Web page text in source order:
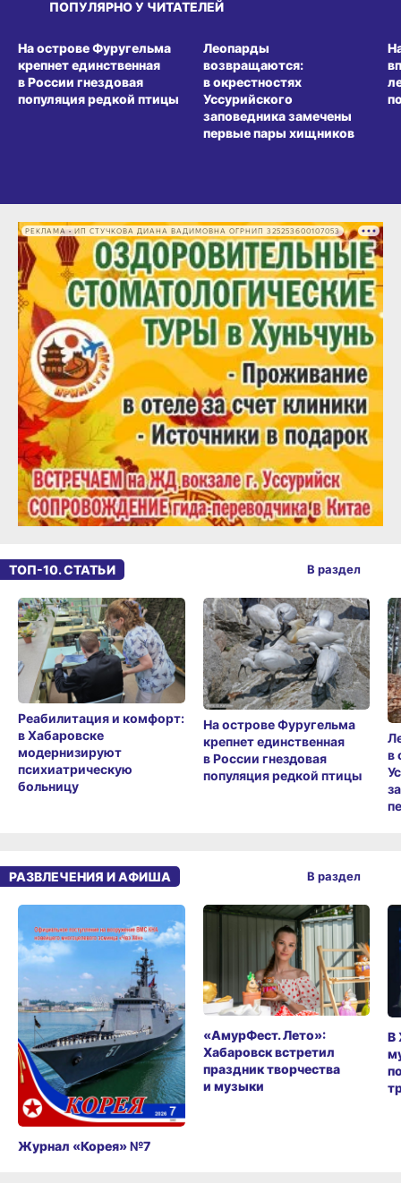
ПОПУЛЯРНО У ЧИТАТЕЛЕЙ
На острове Фуругельма
крепнет единственная
в России гнездовая
популяция редкой птицы
Леопарды
возвращаются:
в окрестностях
Уссурийского
заповедника замечены
первые пары хищников
РЕКЛАМА • ИП СТУЧКОВА ДИАНА ВАДИМОВНА ОГРНИП 325253600107053
ТОП-10. СТАТЬИ
Реабилитация и комфорт:
в Хабаровске
модернизируют
психиатрическую
больницу
На острове Фуругельма
крепнет единственная
в России гнездовая
популяция редкой птицы
в
В раздел
РАЗВЛЕЧЕНИЯ И АФИША
Журнал «Корея» №7
«АмурФест. Лето»:
Хабаровск встретил
праздник творчества
и музыки
В
В раздел